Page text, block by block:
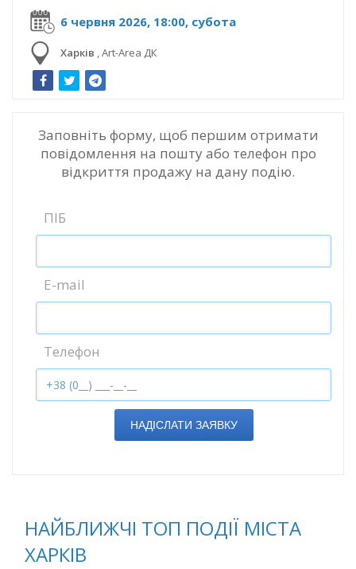
6 червня 2026, 18:00, субота
Харків ,Art-Area ДК
Заповніть форму, щоб першим отримати
повідомлення на пошту або телефон про
відкриття продажу на дану подію.
ПІБ
E-mail
Телефон
НАДІСЛАТИ ЗАЯВКУ
НАЙБЛИЖЧІ ТОП ПОДІЇ МІСТА
ХАРКІВ